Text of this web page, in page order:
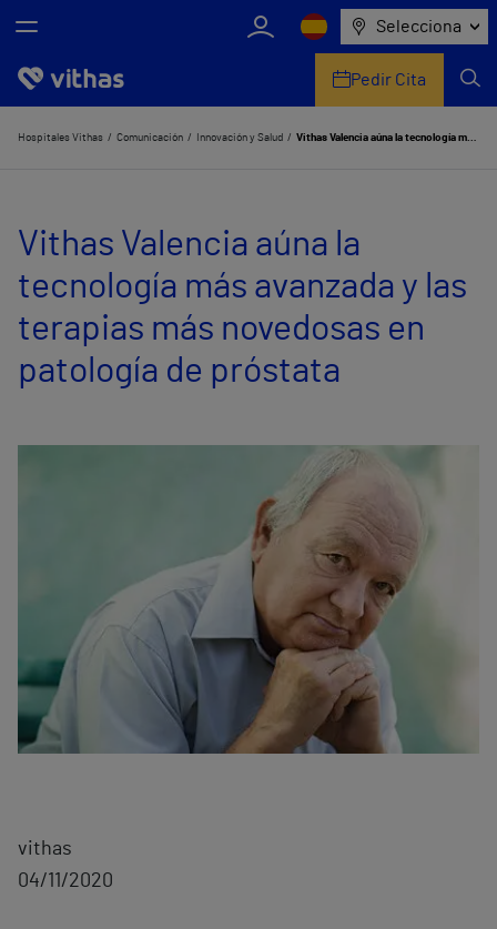
Selecciona
Nosotros
Servicios de salud
Equipo médico y asistencial
Información útil
Pedir Cita
Hospitales Vithas Comunicación Innovación y Salud Vithas Valencia aúna la tecnología más avanzada y las terapias más novedosas en patología de próstata
Vithas Valencia aúna la
tecnología más avanzada y las
terapias más novedosas en
patología de próstata
vithas
04/11/2020